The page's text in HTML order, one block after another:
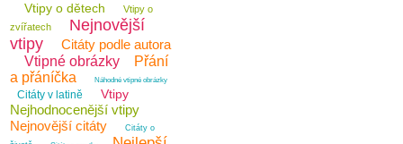
Vtipy o dětech
Vtipy o
zvířatech
Nejnovější
vtipy
Citáty podle autora
Vtipné obrázky
Přání
a přáníčka
Náhodné vtipné obrázky
Citáty v latině Vtipy
Nejhodnocenější vtipy
Nejnovější citáty
Citáty o